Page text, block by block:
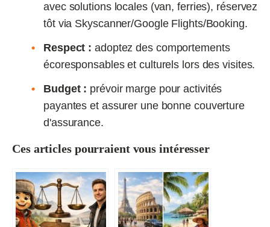
avec solutions locales (van, ferries), réservez
tôt via Skyscanner/Google Flights/Booking.
Respect : adoptez des comportements
écoresponsables et culturels lors des visites.
Budget : prévoir marge pour activités
payantes et assurer une bonne couverture
d'assurance.
Ces articles pourraient vous intéresser